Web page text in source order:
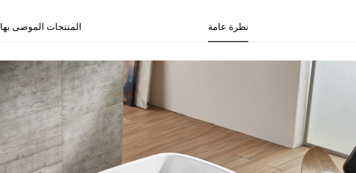
نظرة عامة المنتجات الموصى بها